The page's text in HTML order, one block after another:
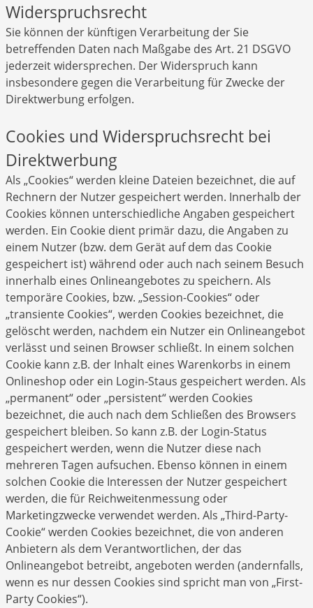
Widerspruchsrecht
Sie können der künftigen Verarbeitung der Sie
betreffenden Daten nach Maßgabe des Art. 21 DSGVO
jederzeit widersprechen. Der Widerspruch kann
insbesondere gegen die Verarbeitung für Zwecke der
Direktwerbung erfolgen.
Cookies und Widerspruchsrecht bei
Direktwerbung
Als „Cookies“ werden kleine Dateien bezeichnet, die auf
Rechnern der Nutzer gespeichert werden. Innerhalb der
Cookies können unterschiedliche Angaben gespeichert
werden. Ein Cookie dient primär dazu, die Angaben zu
einem Nutzer (bzw. dem Gerät auf dem das Cookie
gespeichert ist) während oder auch nach seinem Besuch
innerhalb eines Onlineangebotes zu speichern. Als
temporäre Cookies, bzw. „Session-Cookies“ oder
„transiente Cookies“, werden Cookies bezeichnet, die
gelöscht werden, nachdem ein Nutzer ein Onlineangebot
verlässt und seinen Browser schließt. In einem solchen
Cookie kann z.B. der Inhalt eines Warenkorbs in einem
Onlineshop oder ein Login-Staus gespeichert werden. Als
„permanent“ oder „persistent“ werden Cookies
bezeichnet, die auch nach dem Schließen des Browsers
gespeichert bleiben. So kann z.B. der Login-Status
gespeichert werden, wenn die Nutzer diese nach
mehreren Tagen aufsuchen. Ebenso können in einem
solchen Cookie die Interessen der Nutzer gespeichert
werden, die für Reichweitenmessung oder
Marketingzwecke verwendet werden. Als „Third-Party-
Cookie“ werden Cookies bezeichnet, die von anderen
Anbietern als dem Verantwortlichen, der das
Onlineangebot betreibt, angeboten werden (andernfalls,
wenn es nur dessen Cookies sind spricht man von „First-
Party Cookies“).